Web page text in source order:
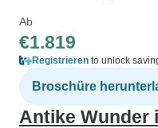
Ab
€1.819
Registrieren to unlock
Broschüre
Antike Wunder